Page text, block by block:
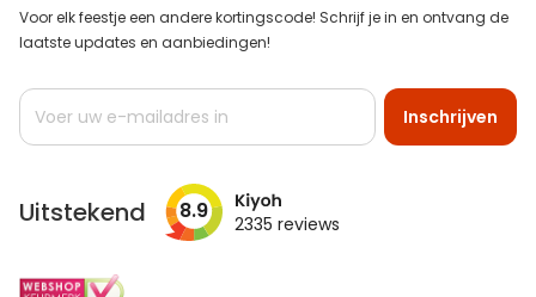
Voor elk feestje een andere kortingscode! Schrijf je in en ontvang de
laatste updates en aanbiedingen!
Abonneer
op
Inschrijven
Uitstekend 8.9 2335 reviews